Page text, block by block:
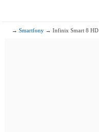
→Smartfony → Infinix Smart 8 HD